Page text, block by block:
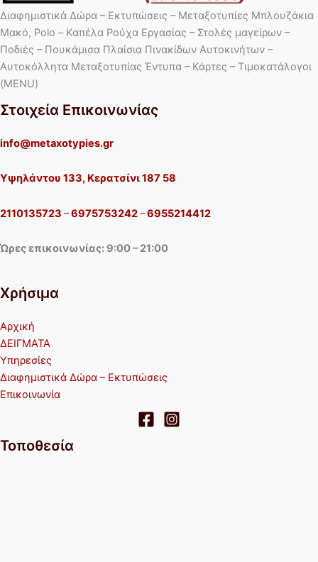
Διαφημιστικά Δώρα – Εκτυπώσεις – Μεταξοτυπίες Μπλουζάκια
Μακό, Polo – Καπέλα Ρούχα Εργασίας – Στολές μαγείρων –
Ποδιές – Πουκάμισα Πλαίσια Πινακίδων Αυτοκινήτων –
Αυτοκόλλητα Μεταξοτυπίας Έντυπα – Κάρτες – Τιμοκατάλογοι
(MENU)
Στοιχεία Επικοινωνίας
info@metaxotypies.gr
Υψηλάντου 133, Κερατσίνι 187 58
2110135723 –6975753242–6955214412
Ώρες επικοινωνίας: 9:00 – 21:00
Χρήσιμα
Αρχική
ΔΕΙΓΜΑΤΑ
Υπηρεσίες
Διαφημιστικά Δώρα – Εκτυπώσεις
Επικοινωνία
Τοποθεσία